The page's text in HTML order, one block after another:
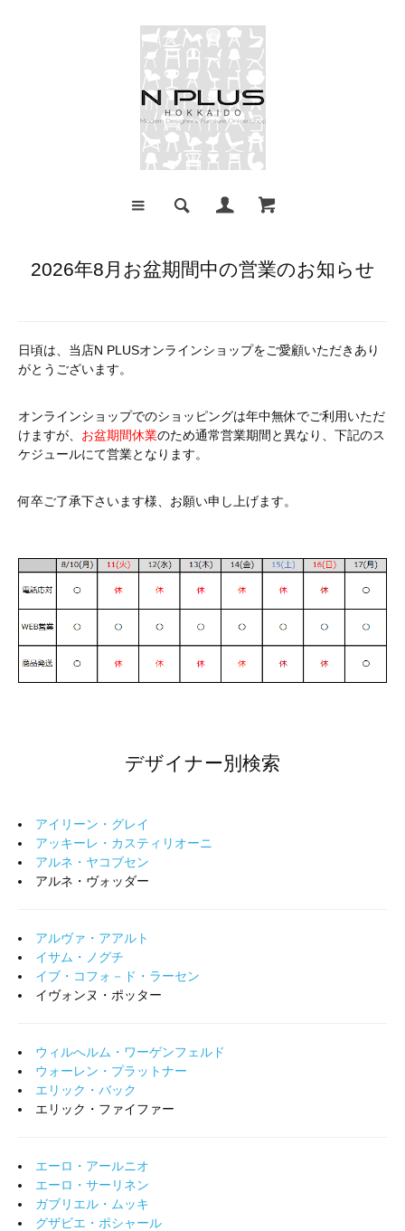
2026年8月お盆期間中の営業のお知らせ
日頃は、当店N PLUSオンラインショップをご愛顧いただきあり
がとうございます。
オンラインショップでのショッピングは年中無休でご利用いただ
けますが、 お盆期間休業のため通常営業期間と異なり、下記のス
ケジュールにて営業となります。
何卒ご了承下さいます様、お願い申し上げます。
デザイナー別検索
アイリーン・グレイ
アッキーレ・カスティリオーニ
アルネ・ヤコブセン
アルネ・ヴォッダー
アルヴァ・アアルト
イサム・ノグチ
イブ・コフォ－ド・ラーセン
イヴォンヌ・ポッター
ウィルへルム・ワーゲンフェルド
ウォーレン・プラットナー
エリック・バック
エリック・ファイファー
エーロ・アールニオ
エーロ・サーリネン
ガブリエル・ムッキ
グザビエ・ポシャール